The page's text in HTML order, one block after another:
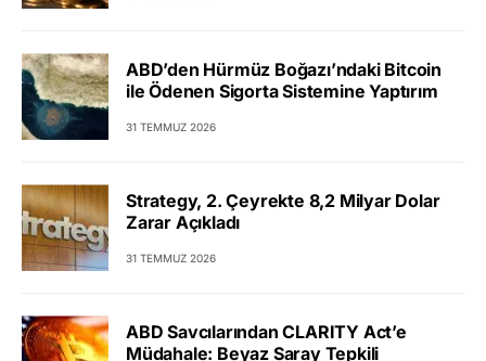
ABD’den Hürmüz Boğazı’ndaki Bitcoin
ile Ödenen Sigorta Sistemine Yaptırım
31 TEMMUZ 2026
Strategy, 2. Çeyrekte 8,2 Milyar Dolar
Zarar Açıkladı
31 TEMMUZ 2026
ABD Savcılarından CLARITY Act’e
Müdahale: Beyaz Saray Tepkili